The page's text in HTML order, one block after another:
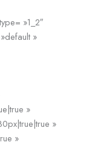
»1_2″
»
»
»
»